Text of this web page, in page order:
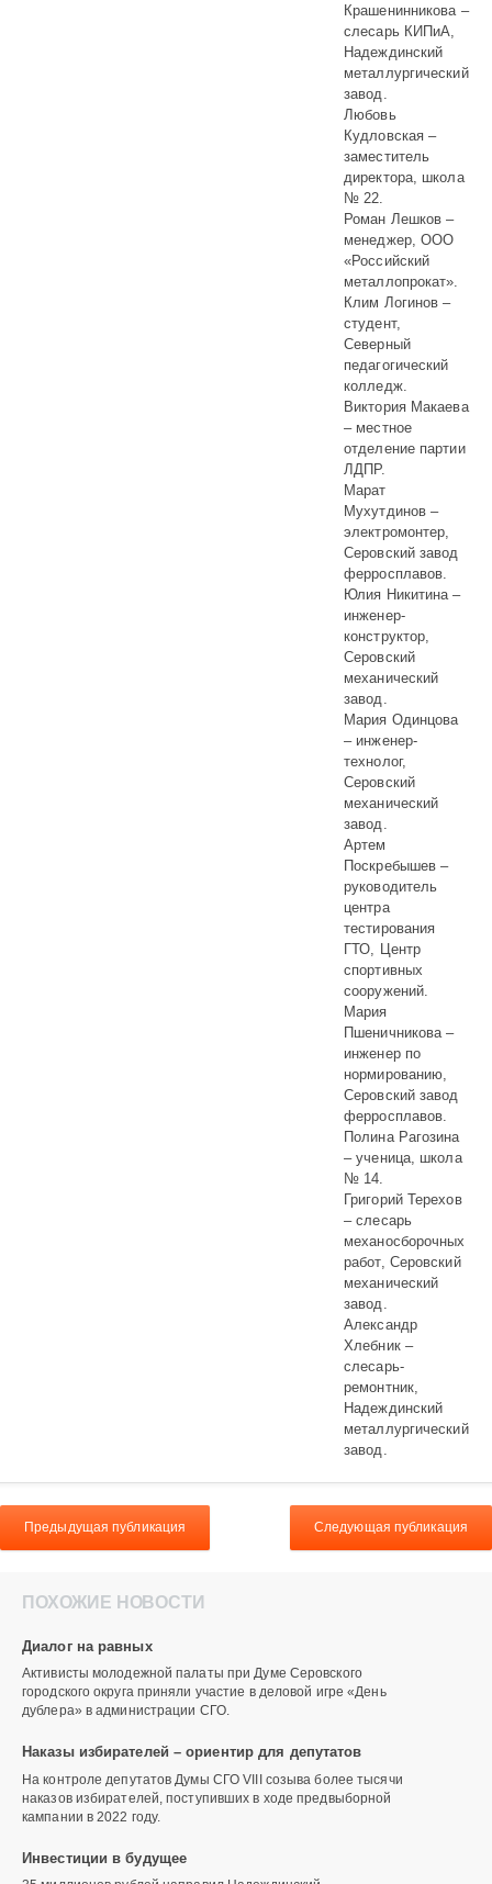
Крашенинникова –
слесарь КИПиА,
Надеждинский
металлургический
завод.
Любовь
Кудловская –
заместитель
директора, школа
№ 22.
Роман Лешков –
менеджер, ООО
«Российский
металлопрокат».
Клим Логинов –
студент,
Северный
педагогический
колледж.
Виктория Макаева
– местное
отделение партии
ЛДПР.
Марат
Мухутдинов –
электромонтер,
Серовский завод
ферросплавов.
Юлия Никитина –
инженер-
конструктор,
Серовский
механический
завод.
Мария Одинцова
– инженер-
технолог,
Серовский
механический
завод.
Артем
Поскребышев –
руководитель
центра
тестирования
ГТО, Центр
спортивных
сооружений.
Мария
Пшеничникова –
инженер по
нормированию,
Серовский завод
ферросплавов.
Полина Рагозина
– ученица, школа
№ 14.
Григорий Терехов
– слесарь
механосборочных
работ, Серовский
механический
завод.
Александр
Хлебник –
слесарь-
ремонтник,
Надеждинский
металлургический
завод.
Предыдущая публикация Следующая публикация
ПОХОЖИЕ НОВОСТИ
Диалог на равных
Активисты молодежной палаты при Думе Серовского
городского округа приняли участие в деловой игре «День
дублера» в администрации СГО.
Наказы избирателей – ориентир для депутатов
На контроле депутатов Думы СГО VIII созыва более тысячи
наказов избирателей, поступивших в ходе предвыборной
кампании в 2022 году.
Инвестиции в будущее